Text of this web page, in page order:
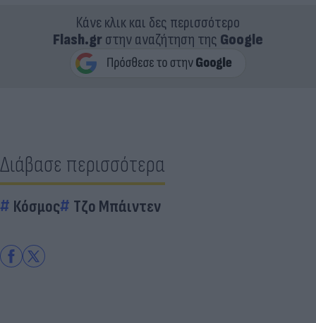
Κάνε κλικ και δες περισσότερο
Flash.grστην αναζήτηση της Google
Διάβασε περισσότερα
Κόσμος Τζο Μπάιντεν